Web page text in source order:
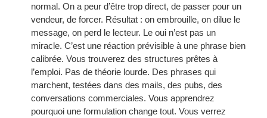
normal. On a peur d’être trop direct, de passer pour un
vendeur, de forcer. Résultat : on embrouille, on dilue le
message, on perd le lecteur. Le oui n’est pas un
miracle. C’est une réaction prévisible à une phrase bien
calibrée. Vous trouverez des structures prêtes à
l’emploi. Pas de théorie lourde. Des phrases qui
marchent, testées dans des mails, des pubs, des
conversations commerciales. Vous apprendrez
pourquoi une formulation change tout. Vous verrez